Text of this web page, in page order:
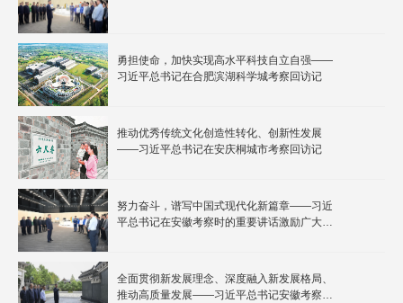
勇担使命，加快实现高水平科技自立自强——
习近平总书记在合肥滨湖科学城考察回访记
推动优秀传统文化创造性转化、创新性发展
——习近平总书记在安庆桐城市考察回访记
努力奋斗，谱写中国式现代化新篇章——习近
平总书记在安徽考察时的重要讲话激励广大干
全面贯彻新发展理念、深度融入新发展格局、
推动高质量发展——习近平总书记安徽考察重